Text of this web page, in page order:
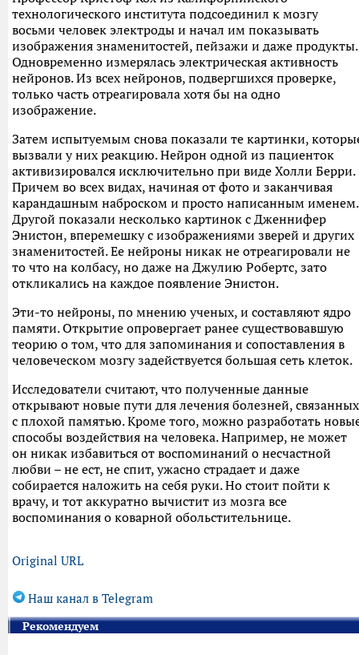
технологического института подсоединил к мозгу
восьми человек электроды и начал им показывать
изображения знаменитостей, пейзажи и даже продукты.
Одновременно измерялась электрическая активность
нейронов. Из всех нейронов, подвергшихся проверке,
только часть отреагировала хотя бы на одно
изображение.
Затем испытуемым снова показали те картинки,
вызвали у них реакцию. Нейрон одной из пациенток
активизировался исключительно при виде Холли Берри.
Причем во всех видах, начиная от фото и заканчивая
карандашным наброском и просто написанным именем.
Другой показали несколько картинок с Дженнифер
Энистон, вперемешку с изображениями зверей и других
знаменитостей. Ее нейроны никак не отреагировали не
то что на колбасу, но даже на Джулию Робертс, зато
откликались на каждое появление Энистон.
Эти-то нейроны, по мнению ученых, и составляют ядро
памяти. Открытие опровергает ранее существовавшую
теорию о том, что для запоминания и сопоставления в
человеческом мозгу задействуется большая сеть клеток.
Исследователи считают, что полученные данные
открывают новые пути для лечения болезней, связанных
с плохой памятью. Кроме того, можно разработать
способы воздействия на человека. Например, не может
он никак избавиться от воспоминаний о несчастной
любви – не ест, не спит, ужасно страдает и даже
собирается наложить на себя руки. Но стоит пойти к
врачу, и тот аккуратно вычистит из мозга все
воспоминания о коварной обольстительнице.
Original URL
Наш канал в Telegram
Рекомендуем